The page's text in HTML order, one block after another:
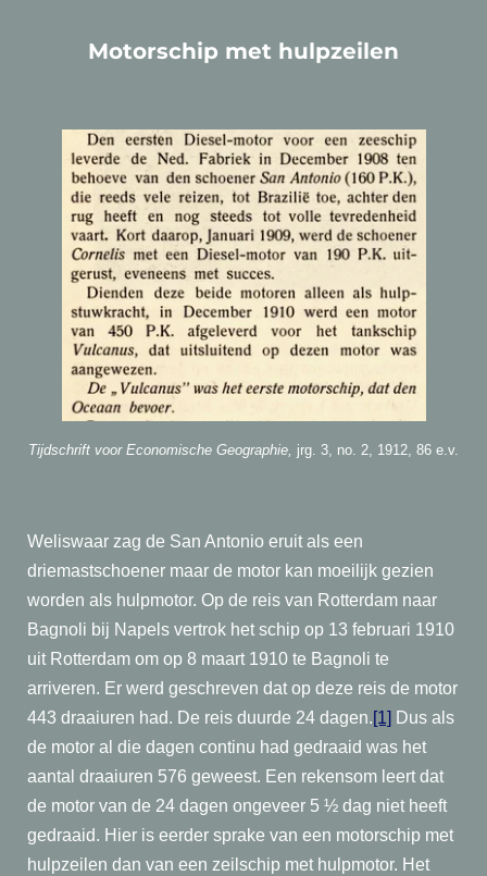
Motorschip met hulpzeilen
Tijdschrift voor Economische Geographie, jrg. 3, no. 2, 1912, 86 e.v.
Weliswaar zag de San Antonio eruit als een
driemastschoener maar de motor kan moeilijk gezien
worden als hulpmotor. Op de reis van Rotterdam naar
Bagnoli bij Napels vertrok het schip op 13 februari 1910
uit Rotterdam om op 8 maart 1910 te Bagnoli te
arriveren. Er werd geschreven dat op deze reis de motor
443 draaiuren had. De reis duurde 24 dagen.[1] Dus als
de motor al die dagen continu had gedraaid was het
aantal draaiuren 576 geweest. Een rekensom leert dat
de motor van de 24 dagen ongeveer 5 ½ dag niet heeft
gedraaid. Hier is eerder sprake van een motorschip met
hulpzeilen dan van een zeilschip met hulpmotor. Het